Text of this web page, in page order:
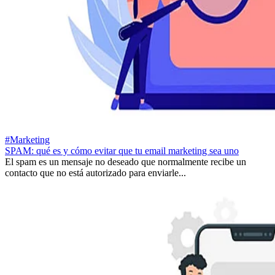
#Marketing
SPAM: qué es y cómo evitar que tu email marketing sea uno
El spam es un mensaje no deseado que normalmente recibe un
contacto que no está autorizado para enviarle...